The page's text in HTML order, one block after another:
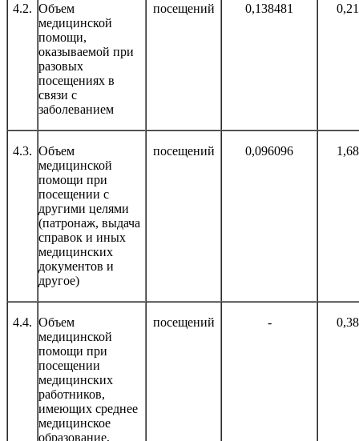
4.2. Объем
медицинской
помощи,
оказываемой при
разовых
посещениях в
связи с
заболеванием
посещений 0,138481
4.3. Объем
медицинской
помощи при
посещении с
другими целями
(патронаж, выдача
справок и иных
медицинских
документов и
другое)
посещений 0,096096
4.4. Объем
медицинской
помощи при
посещении
медицинских
работников,
имеющих среднее
медицинское
образование,
посещений -